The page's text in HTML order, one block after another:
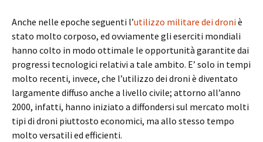
Anche nelle epoche seguenti l’utilizzo militare dei droniè
stato molto corposo, ed ovviamente gli eserciti mondiali
hanno colto in modo ottimale le opportunità garantite dai
progressi tecnologici relativi a tale ambito. E’ solo in tempi
molto recenti, invece, che l’utilizzo dei droni è diventato
largamente diffuso anche a livello civile; attorno all’anno
2000, infatti, hanno iniziato a diffondersi sul mercato molti
tipi di droni piuttosto economici, ma allo stesso tempo
molto versatili ed efficienti.